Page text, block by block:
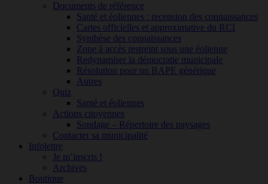
Documents de référence
Santé et éoliennes : recension des connaissances
Cartes officielles et approximative du RCI
Synthèse des connaissances
Zone à accès restreint sous une éolienne
Redynamiser la démocratie municipale
Résolution pour un BAPE générique
Autres
Quiz
Santé et éoliennes
Actions citoyennes
Sondage – Répertoire des paysages
Contacter sa municipalité
Infolettre
Je m’inscris !
Archives
Boutique